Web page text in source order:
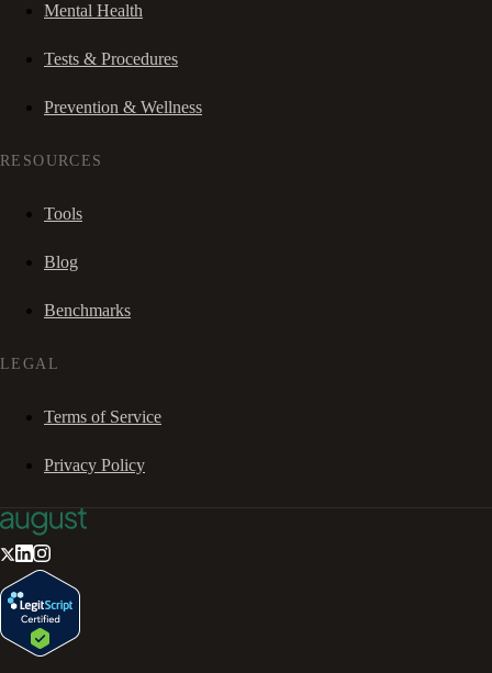
Mental Health
Tests & Procedures
Prevention & Wellness
RESOURCES
Tools
Blog
Benchmarks
LEGAL
Terms of Service
Privacy Policy